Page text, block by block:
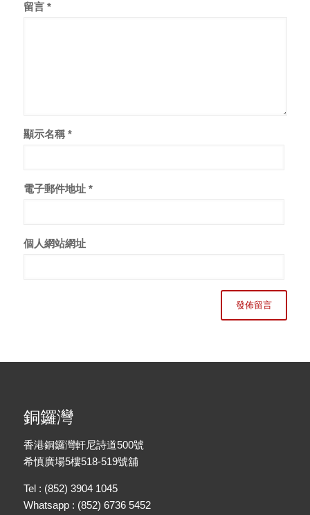
留言 *
顯示名稱 *
電子郵件地址 *
個人網站網址
銅鑼灣
香港銅鑼灣軒尼詩道500號
希慎廣場5樓518-519號舖
Tel : (852) 3904 1045
Whatsapp : (852) 6736 5452